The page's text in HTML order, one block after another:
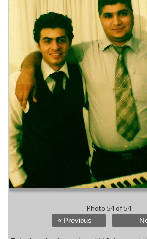
Photo 54 of 54
« Previous